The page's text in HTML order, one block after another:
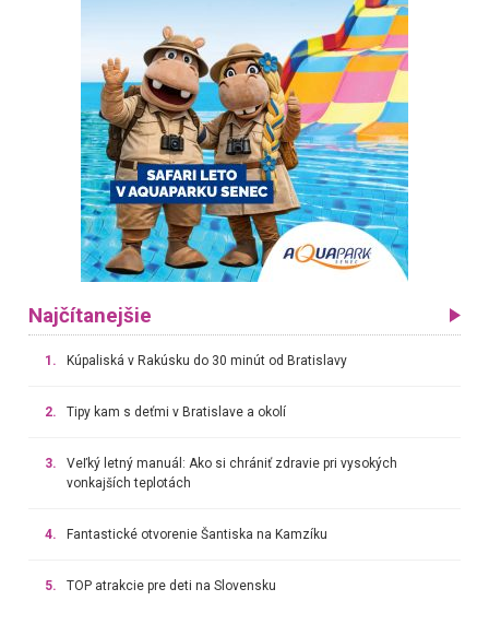
Najčítanejšie
1. Kúpaliská v Rakúsku do 30 minút od Bratislavy
2. Tipy kam s deťmi v Bratislave a okolí
3.
Veľký letný manuál: Ako si chrániť zdravie pri vysokých
vonkajších teplotách
4. Fantastické otvorenie Šantiska na Kamzíku
5. TOP atrakcie pre deti na Slovensku